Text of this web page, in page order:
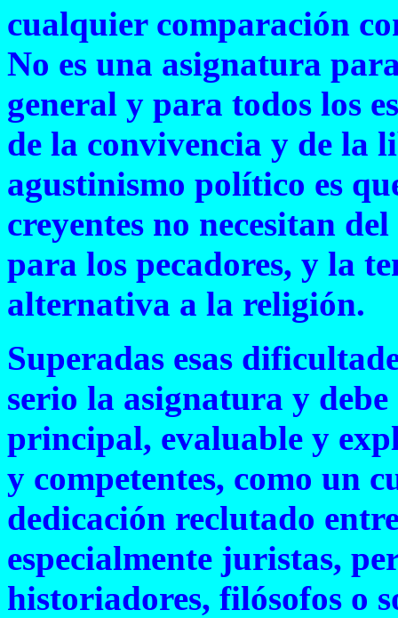
cualquier comparación
No es una asignatura
general y para todos los
de la convivencia y de la
agustinismo político es
creyentes no necesitan
para los pecadores, y la
alternativa a la religión.
Superadas esas
serio la asignatura y
principal, evaluable y
y competentes, como un
dedicación reclutado
especialmente juristas,
historiadores, filósofos o